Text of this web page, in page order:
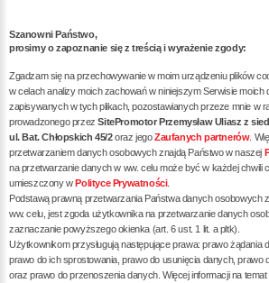
ARTYKUŁY
Pozycjonowanie dla kancelarii
skuteczna promocja w internecie
Skuteczne Pozycjonowanie,
Reklama dla Siłowni oraz Trenerów
Pozycjonowanie / reklama dla
liczbę pacjentów poprzez skuteczne
Pozycjonowanie dla restauracji /
skuteczna promocja Twojego lokalu
Szanowni Państwo,
prosimy o zapoznanie się z treścią i wyrażenie zgody:
Zgadzam się na przechowywanie w moim urządzeniu plików
w celach analizy moich zachowań w niniejszym Serwisie moich
zapisywanych w tych plikach, pozostawianych przeze mnie w
prowadzonego przezSitePromotor Przemysław Uliasz z
ul. Bat. Chłopskich 45/2oraz jegoZaufanych partnerów.
przetwarzaniem danych osobowych znajdą Państwo w naszej
na przetwarzanie danych w ww. celu może być w każdej chwili
umieszczony wPolityce Prywatności.
Podstawą prawną przetwarzania Państwa danych osobowych
ww. celu, jest zgoda użytkownika na przetwarzanie danych
zaznaczanie powyższego okienka (art. 6 ust. 1 lit. a pltk).
Użytkownikom przysługują następujące prawa: prawo żądania
prawo do ich sprostowania, prawo do usunięcia danych, prawo
oraz prawo do przenoszenia danych. Więcej informacji na